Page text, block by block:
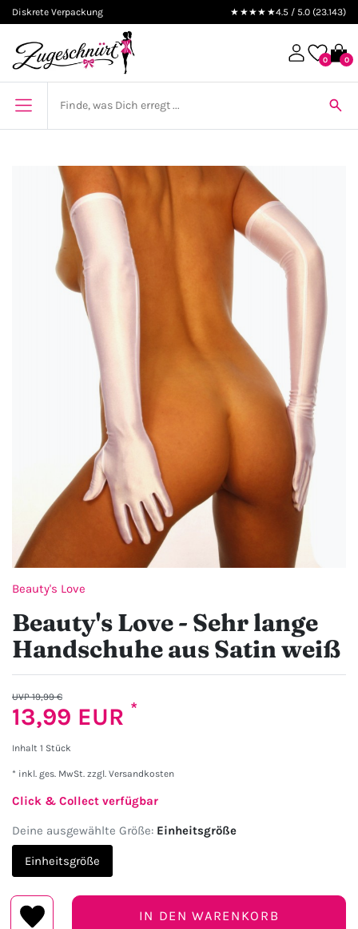
Diskrete Verpackung ★★★★★4.5 / 5.0 (23.143)
0 0
Beauty's Love
Beauty's Love - Sehr lange
Handschuhe aus Satin weiß
UVP 19,99 €
13,99 EUR *
Inhalt 1 Stück
* inkl. ges. MwSt. zzgl. Versandkosten
Click & Collect verfügbar
Deine ausgewählte Größe: Einheitsgröße
Einheitsgröße
IN DEN WARENKORB